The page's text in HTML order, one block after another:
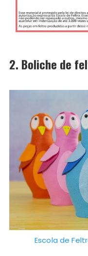
2. Boliche de
Escola de